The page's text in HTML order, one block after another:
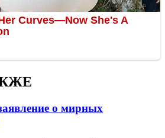
о мирных